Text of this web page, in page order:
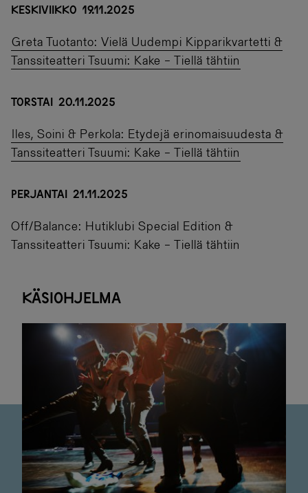
KESKIVIIKKO 19.11.2025
Greta Tuotanto: Vielä Uudempi Kipparikvartetti &
Tanssiteatteri Tsuumi: Kake – Tiellä tähtiin
TORSTAI 20.11.2025
Iles, Soini & Perkola: Etydejä erinomaisuudesta &
Tanssiteatteri Tsuumi: Kake – Tiellä tähtiin
PERJANTAI 21.11.2025
Off/Balance: Hutiklubi Special Edition &
Tanssiteatteri Tsuumi: Kake – Tiellä tähtiin
Käsiohjelma